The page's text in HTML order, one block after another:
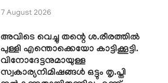
7 August 2026
അവിടെ വെച്ചു തന്റെ ശ.രീരത്തിൽ
പുള്ളി എന്തൊക്കെയോ കാട്ടിക്കൂട്ടി.
വിനോദേട്ടനുമായുള്ള
സ്വകാര്യനിമിഷങ്ങൾ ഒട്ടും തൃ.പ്തി